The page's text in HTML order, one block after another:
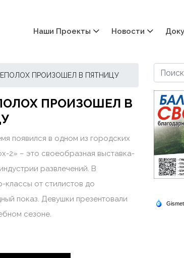
Наши Проекты Новости
ПРОИЗОШЕЛ В ПЯТНИЦУ
ПРОИЗОШЕЛ В
появился в одном из городских
2» – это своеобразная выставка-
развлечений. В
от стилистов до
показ. Девушки презентовали
сезоне.